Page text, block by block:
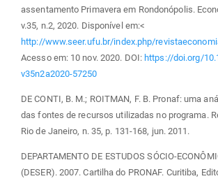
assentamento Primavera em Rondonópolis.
v.35, n.2, 2020. Disponível em:<
http://www.seer.ufu.br/index.php/
Acesso em: 10 nov. 2020. DOI: https://doi.org/
v35n2a2020-57250
DE CONTI, B. M.; ROITMAN, F. B. Pronaf: uma
das fontes de recursos utilizadas no programa.
Rio de Janeiro, n. 35, p. 131-168, jun. 2011.
DEPARTAMENTO DE ESTUDOS SÓCIO-
(DESER). 2007. Cartilha do PRONAF. Curitiba,